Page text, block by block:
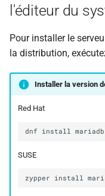
h
Questions
Useful URLs
l'éditeur du
Pour installer le
la distribution,
Installer la version
Red Hat
dnf install
SUSE
zypper install